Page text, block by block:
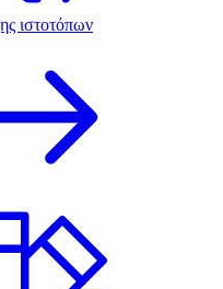
ιστοτόπων